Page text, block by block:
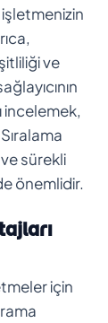
ve
incelemek,
sürekli
önemlidir.
için